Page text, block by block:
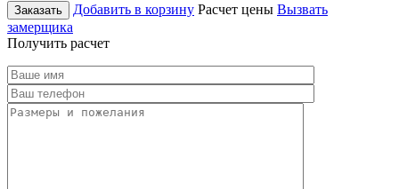
Заказать Добавить в корзину Расчет цены Вызвать
замерщика
Получить расчет